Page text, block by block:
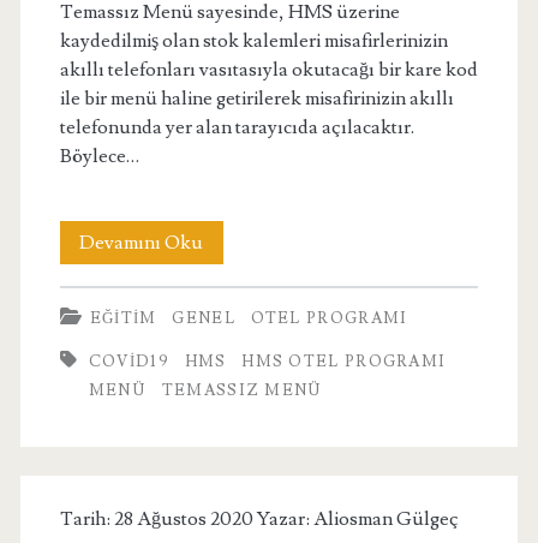
Temassız Menü sayesinde, HMS üzerine
kaydedilmiş olan stok kalemleri misafirlerinizin
akıllı telefonları vasıtasıyla okutacağı bir kare kod
ile bir menü haline getirilerek misafirinizin akıllı
telefonunda yer alan tarayıcıda açılacaktır.
Böylece…
Devamını OkuTemassız
Menü
Modülü
EĞITIM GENEL OTEL PROGRAMI
COVID19 HMS
HMS OTEL PROGRAMI
MENÜ
TEMASSIZ MENÜ
Tarih: 28 Ağustos 2020 Yazar: Aliosman Gülgeç